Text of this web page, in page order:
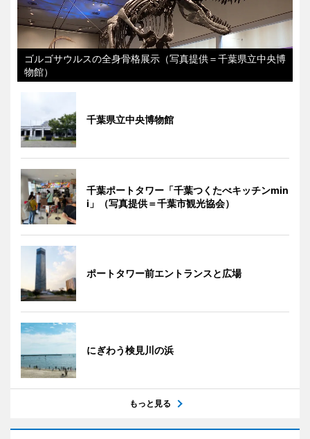
ゴルゴサウルスの全身骨格展示（写真提供＝千葉県立中央博
物館）
千葉県立中央博物館
千葉ポートタワー「千葉つくたべキッチンmin
i」（写真提供＝千葉市観光協会）
ポートタワー前エントランスと広場
にぎわう検見川の浜
もっと見る